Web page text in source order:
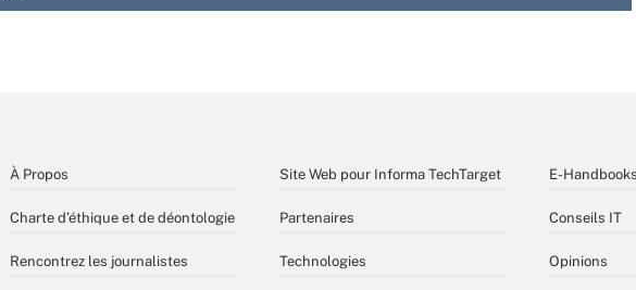
À Propos
Charte d’éthique et de déontologie
Rencontrez les journalistes
Site Web pour Informa TechTarget
Partenaires
Technologies
E-Handbooks
Conseils IT
Opinions